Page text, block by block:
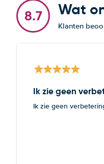
8.7 Wat
Klanten
Ik zie geen
Ik zie geen